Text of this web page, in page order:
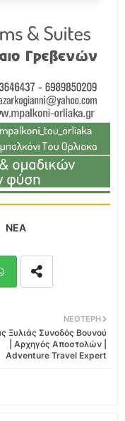
ΝΕΑ
ΝΕΌΤΕΡΗ
Ξυλιάς Συνοδός Βουνού
| Αρχηγός Αποστολών |
Adventure Travel Expert